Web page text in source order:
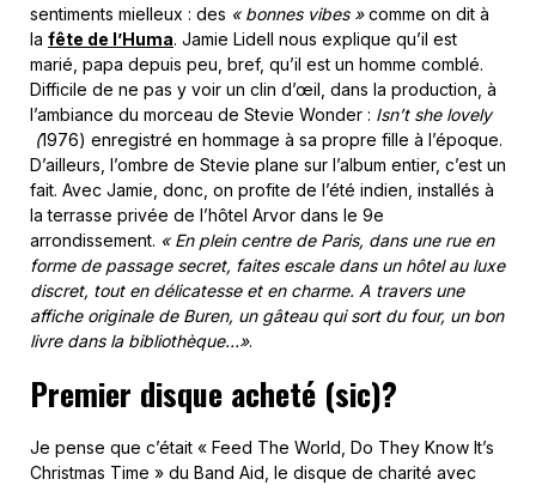
sentiments mielleux : des « bonnes vibes »comme on dit à
la fête de l’Huma. Jamie Lidell nous explique qu’il est
marié, papa depuis peu, bref, qu’il est un homme comblé.
Difficile de ne pas y voir un clin d’œil, dans la production, à
l’ambiance du morceau de Stevie Wonder : Isn’t she lovely
(1976) enregistré en hommage à sa propre fille à l’époque.
D’ailleurs, l’ombre de Stevie plane sur l’album entier, c’est un
fait. Avec Jamie, donc, on profite de l’été indien, installés à
la terrasse privée de l’hôtel Arvor dans le 9e
arrondissement. « En plein centre de Paris, dans une rue en
forme de passage secret, faites escale dans un hôtel au luxe
discret, tout en délicatesse et en charme. A travers une
affiche originale de Buren, un gâteau qui sort du four, un bon
livre dans la bibliothèque…».
Premier disque acheté (sic)?
Je pense que c’était « Feed The World, Do They Know It’s
Christmas Time » du Band Aid, le disque de charité avec